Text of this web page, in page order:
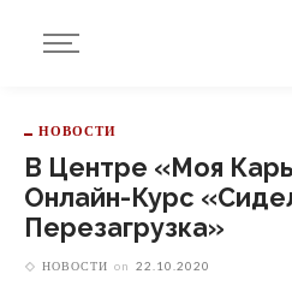
НОВОСТИ
В Центре «Моя
Онлайн-Курс
Перезагрузка»
НОВОСТИ on 22.10.2020